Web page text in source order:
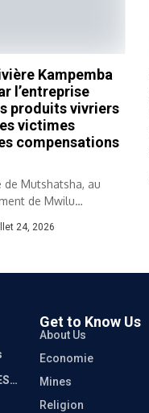
Kampemba
l’entreprise
produits vivriers
victimes
compensations
Mutshatsha, au
de Mwilu
24, 2026
Get to Know Us
About Us
Economie
Mines
Religion